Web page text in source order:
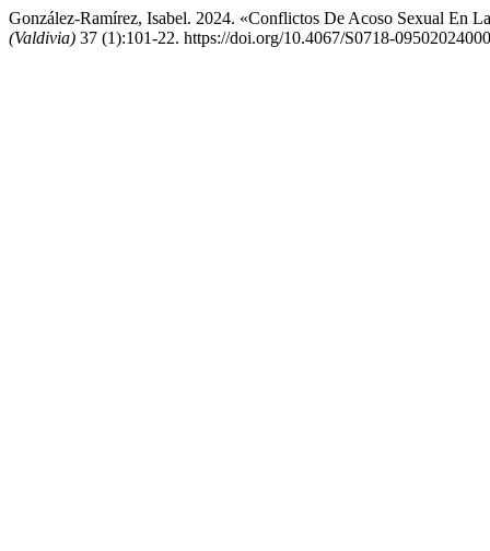
González-Ramírez, Isabel. 2024. «Conflictos De Acoso Sexual En
(Valdivia) 37 (1):101-22. https://doi.org/10.4067/S0718-